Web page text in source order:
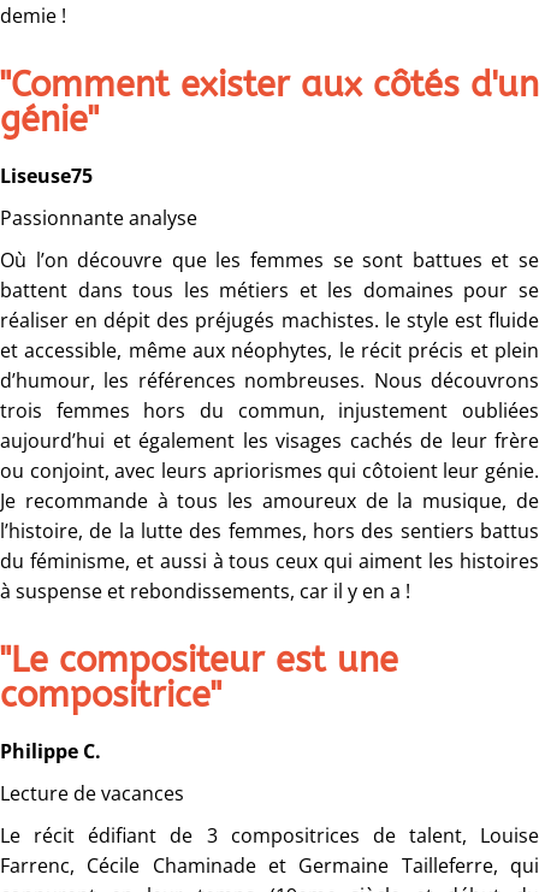
demie !
"Comment exister aux côtés d'un
génie"
Liseuse75
Passionnante analyse
Où l’on découvre que les femmes se sont battues et se
battent dans tous les métiers et les domaines pour se
réaliser en dépit des préjugés machistes. le style est fluide
et accessible, même aux néophytes, le récit précis et plein
d’humour, les références nombreuses. Nous découvrons
trois femmes hors du commun, injustement oubliées
aujourd’hui et également les visages cachés de leur frère
ou conjoint, avec leurs apriorismes qui côtoient leur génie.
Je recommande à tous les amoureux de la musique, de
l’histoire, de la lutte des femmes, hors des sentiers battus
du féminisme, et aussi à tous ceux qui aiment les histoires
à suspense et rebondissements, car il y en a !
"Le compositeur est une
compositrice"
Philippe C.
Lecture de vacances
Le récit édifiant de 3 compositrices de talent, Louise
Farrenc, Cécile Chaminade et Germaine Tailleferre, qui